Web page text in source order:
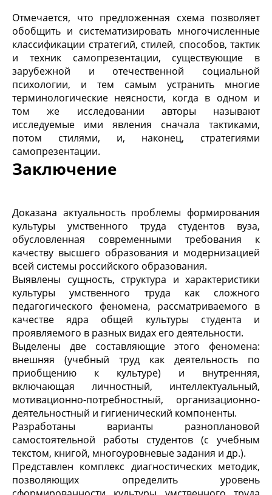
Отмечается, что предложенная схема позволяет
обобщить и систематизировать многочисленные
классификации стратегий, стилей, способов, тактик
и техник самопрезентации, существующие в
зарубежной и отечественной социальной
психологии, и тем самым устранить многие
терминологические неясности, когда в одном и
том же исследовании авторы называют
исследуемые ими явления сначала тактиками,
потом стилями, и, наконец, стратегиями
самопрезентации.
Заключение
Доказана актуальность проблемы формирования
культуры умственного труда студентов вуза,
обусловленная современными требования к
качеству высшего образования и модернизацией
всей системы российского образования.
Выявлены сущность, структура и характеристики
культуры умственного труда как сложного
педагогического феномена, рассматриваемого в
качестве ядра общей культуры студента и
проявляемого в разных видах его деятельности.
Выделены две составляющие этого феномена:
внешняя (учебный труд как деятельность по
приобщению к культуре) и внутренняя,
включающая личностный, интеллектуальный,
мотивационно-потребностный, организационно-
деятельностный и гигиенический компоненты.
Разработаны варианты разноплановой
самостоятельной работы студентов (с учебным
текстом, книгой, многоуровневые задания и др.).
Представлен комплекс диагностических методик,
позволяющих определить уровень